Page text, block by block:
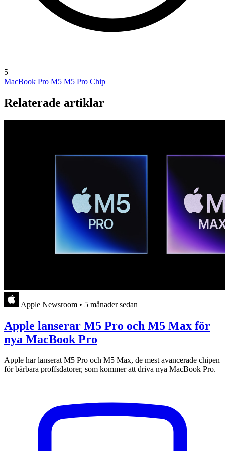
5
MacBook Pro M5 M5 Pro Chip
Relaterade artiklar
Apple Newsroom • 5 månader sedan
Apple lanserar M5 Pro och M5 Max för
nya MacBook Pro
Apple har lanserat M5 Pro och M5 Max, de mest avancerade chipen
för bärbara proffsdatorer, som kommer att driva nya MacBook Pro.